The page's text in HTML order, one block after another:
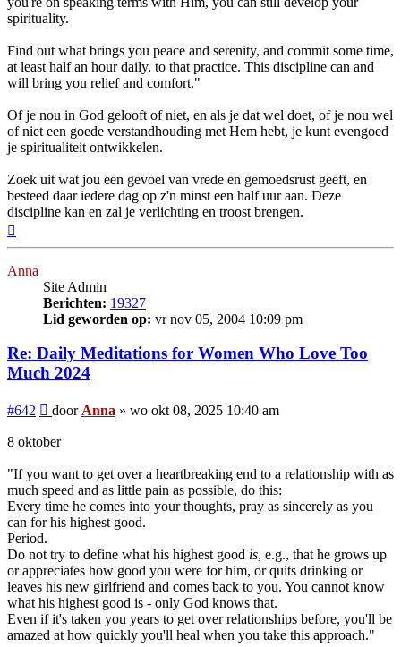
spirituality.
Find out what brings you peace and serenity, and commit some time,
at least half an hour daily, to that practice. This discipline can and
will bring you relief and comfort."
Of je nou in God gelooft of niet, en als je dat wel doet, of je nou wel
of niet een goede verstandhouding met Hem hebt, je kunt evengoed
je spiritualiteit ontwikkelen.
Zoek uit wat jou een gevoel van vrede en gemoedsrust geeft, en
besteed daar iedere dag op z'n minst een half uur aan. Deze
discipline kan en zal je verlichting en troost brengen.
Anna
Site Admin
Berichten: 19327
Lid geworden op: vr nov 05, 2004 10:09 pm
Re: Daily Meditations for Women Who Love Too
Much 2024
#642 Bericht
door Anna » wo okt 08, 2025 10:40 am
8 oktober
"If you want to get over a heartbreaking end to a relationship with as
much speed and as little pain as possible, do this:
Every time he comes into your thoughts, pray as sincerely as you
can for his highest good.
Period.
Do not try to define what his highest good is, e.g., that he grows up
or appreciates how good you were for him, or quits drinking or
leaves his new girlfriend and comes back to you. You cannot know
what his highest good is - only God knows that.
Even if it's taken you years to get over relationships before, you'll be
amazed at how quickly you'll heal when you take this approach."